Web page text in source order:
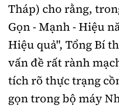
Tháp) cho rằng,
Gọn - Mạnh - Hiệu
Hiệu quả", Tổng Bí
vấn đề rất rành
tích rõ thực trạng
gọn trong bộ máy